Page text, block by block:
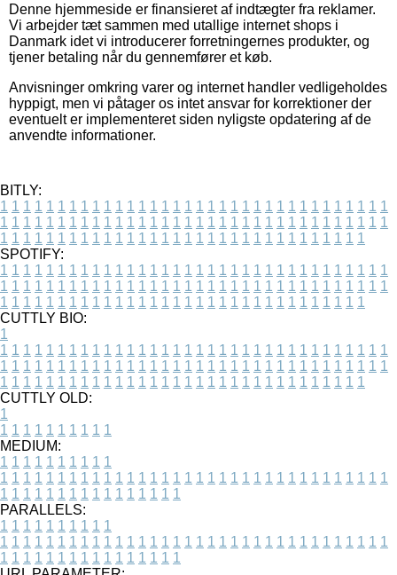
Denne hjemmeside er finansieret af indtægter fra reklamer.
Vi arbejder tæt sammen med utallige internet shops i
Danmark idet vi introducerer forretningernes produkter, og
tjener betaling når du gennemfører et køb.
Anvisninger omkring varer og internet handler vedligeholdes
hyppigt, men vi påtager os intet ansvar for korrektioner der
eventuelt er implementeret siden nyligste opdatering af de
anvendte informationer.
BITLY:
1 1 1 1 1 1 1 1 1 1 1 1 1 1 1 1 1 1 1 1 1 1 1 1 1 1 1 1 1 1 1 1 1 1
1 1 1 1 1 1 1 1 1 1 1 1 1 1 1 1 1 1 1 1 1 1 1 1 1 1 1 1 1 1 1 1 1 1
1 1 1 1 1 1 1 1 1 1 1 1 1 1 1 1 1 1 1 1 1 1 1 1 1 1 1 1 1 1 1 1
SPOTIFY:
1 1 1 1 1 1 1 1 1 1 1 1 1 1 1 1 1 1 1 1 1 1 1 1 1 1 1 1 1 1 1 1 1 1
1 1 1 1 1 1 1 1 1 1 1 1 1 1 1 1 1 1 1 1 1 1 1 1 1 1 1 1 1 1 1 1 1 1
1 1 1 1 1 1 1 1 1 1 1 1 1 1 1 1 1 1 1 1 1 1 1 1 1 1 1 1 1 1 1 1
CUTTLY BIO:
1
1 1 1 1 1 1 1 1 1 1 1 1 1 1 1 1 1 1 1 1 1 1 1 1 1 1 1 1 1 1 1 1 1 1
1 1 1 1 1 1 1 1 1 1 1 1 1 1 1 1 1 1 1 1 1 1 1 1 1 1 1 1 1 1 1 1 1 1
1 1 1 1 1 1 1 1 1 1 1 1 1 1 1 1 1 1 1 1 1 1 1 1 1 1 1 1 1 1 1 1
CUTTLY OLD:
1
1 1 1 1 1 1 1 1 1 1
MEDIUM:
1 1 1 1 1 1 1 1 1 1
1 1 1 1 1 1 1 1 1 1 1 1 1 1 1 1 1 1 1 1 1 1 1 1 1 1 1 1 1 1 1 1 1 1
1 1 1 1 1 1 1 1 1 1 1 1 1 1 1 1
PARALLELS:
1 1 1 1 1 1 1 1 1 1
1 1 1 1 1 1 1 1 1 1 1 1 1 1 1 1 1 1 1 1 1 1 1 1 1 1 1 1 1 1 1 1 1 1
1 1 1 1 1 1 1 1 1 1 1 1 1 1 1 1